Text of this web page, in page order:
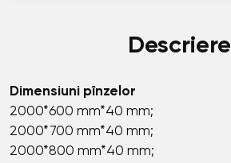
Descriere
Dimensiuni pînzelor
2000*600 mm*40 mm;
2000*700 mm*40 mm;
2000*800 mm*40 mm;